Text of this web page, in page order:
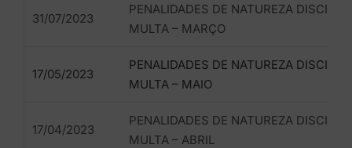
31/07/2023
PENALIDADES DE NATUREZA
MULTA – MARÇO
17/05/2023
PENALIDADES DE NATUREZA
MULTA – MAIO
17/04/2023
PENALIDADES DE NATUREZA
MULTA – ABRIL